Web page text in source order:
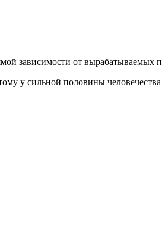
зависимости от вырабатываемых
у сильной половины